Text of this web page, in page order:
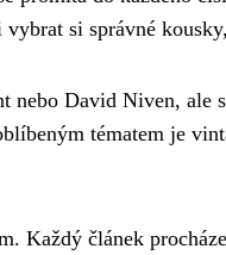
si správné
David Niven, ale
tématem je
Každý článek